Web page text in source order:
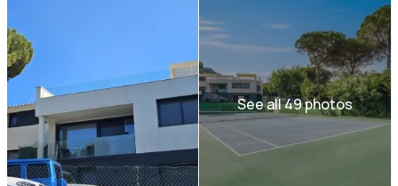
See all 49 photos